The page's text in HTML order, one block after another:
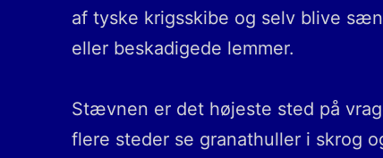
af tyske krigsskibe og selv blive
eller beskadigede lemmer.
Stævnen er det højeste sted på
flere steder se granathuller i skrog